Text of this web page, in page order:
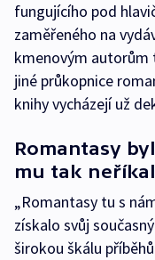
fungujícího pod
zaměřeného na
kmenovým
jiné průkopnice
knihy vycházejí už
Romantasy
mu tak
„Romantasy tu s
získalo svůj
širokou škálu